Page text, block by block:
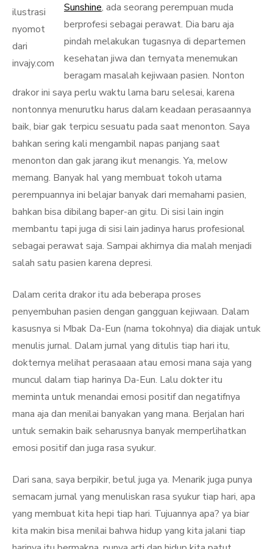
ilustrasi
nyomot
dari
invajy.com
Sunshine, ada seorang perempuan muda
berprofesi sebagai perawat. Dia baru aja
pindah melakukan tugasnya di departemen
kesehatan jiwa dan ternyata menemukan
beragam masalah kejiwaan pasien. Nonton
drakor ini saya perlu waktu lama baru selesai, karena
nontonnya menurutku harus dalam keadaan perasaannya
baik, biar gak terpicu sesuatu pada saat menonton. Saya
bahkan sering kali mengambil napas panjang saat
menonton dan gak jarang ikut menangis. Ya, melow
memang. Banyak hal yang membuat tokoh utama
perempuannya ini belajar banyak dari memahami pasien,
bahkan bisa dibilang baper-an gitu. Di sisi lain ingin
membantu tapi juga di sisi lain jadinya harus profesional
sebagai perawat saja. Sampai akhirnya dia malah menjadi
salah satu pasien karena depresi.
Dalam cerita drakor itu ada beberapa proses
penyembuhan pasien dengan gangguan kejiwaan. Dalam
kasusnya si Mbak Da-Eun (nama tokohnya) dia diajak untuk
menulis jurnal. Dalam jurnal yang ditulis tiap hari itu,
dokternya melihat perasaaan atau emosi mana saja yang
muncul dalam tiap harinya Da-Eun. Lalu dokter itu
meminta untuk menandai emosi positif dan negatifnya
mana aja dan menilai banyakan yang mana. Berjalan hari
untuk semakin baik seharusnya banyak memperlihatkan
emosi positif dan juga rasa syukur.
Dari sana, saya berpikir, betul juga ya. Menarik juga punya
semacam jurnal yang menuliskan rasa syukur tiap hari, apa
yang membuat kita hepi tiap hari. Tujuannya apa? ya biar
kita makin bisa menilai bahwa hidup yang kita jalani tiap